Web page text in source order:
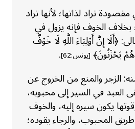
تراد لذاتها؛ لأنها تراد
بخلاف الخوف فإنه يزول في
﴿أَلَا إِنَّ أَوْلِيَاءَ اللَّهِ لَا خَوْفٌ
يَحْزَنُونَ﴾ [يونس:62]
.
الزجر والمنع من الخروج عن
العبد في السير إلى محبوبه،
يكون سيره إليه، والخوف
المحبوب، والرجاء يقوده؛